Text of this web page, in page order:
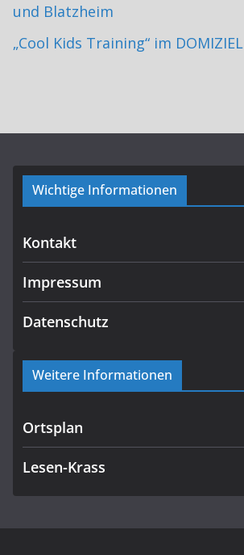
und Blatzheim
„Cool Kids Training“ im DOMIZIEL
Wichtige Informationen
Kontakt
Impressum
Datenschutz
Weitere Informationen
Ortsplan
Lesen-Krass